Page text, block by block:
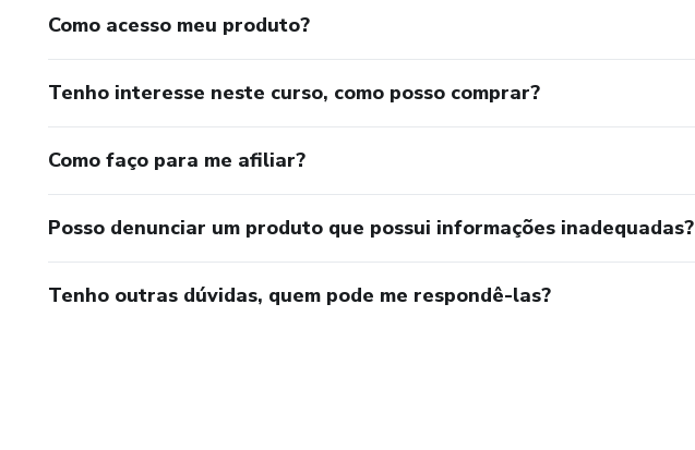
Como acesso meu produto?
Tenho interesse neste curso, como posso comprar?
Como faço para me afiliar?
Posso denunciar um produto que possui informações inadequadas?
Tenho outras dúvidas, quem pode me respondê-las?